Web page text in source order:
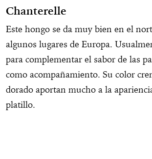
Chanterelle
Este hongo se da muy bien en el
algunos lugares de Europa.
para complementar el sabor de las
como acompañamiento. Su color
dorado aportan mucho a la
platillo.